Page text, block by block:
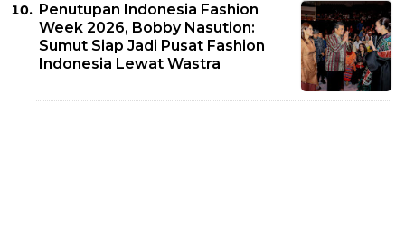
Penutupan Indonesia Fashion
Week 2026, Bobby Nasution:
Sumut Siap Jadi Pusat Fashion
Indonesia Lewat Wastra